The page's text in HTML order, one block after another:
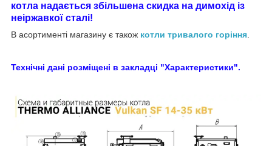
котла надається збільшена скидка на димохід із
неіржавкої сталі!
В асортименті магазину є також котли тривалого горіння
Технічні дані розміщені в закладці "Характеристики".